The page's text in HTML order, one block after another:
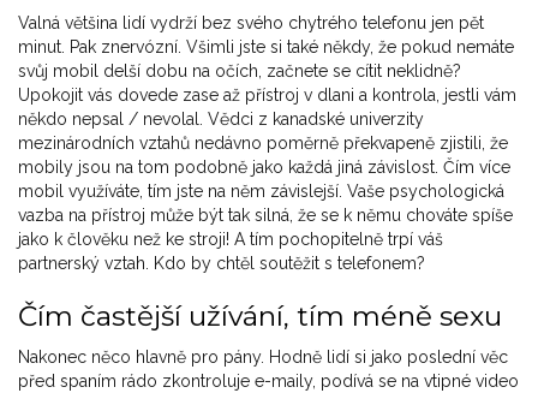
Valná většina lidí vydrží bez svého chytrého telefonu jen pět
minut. Pak znervózní. Všimli jste si také někdy, že pokud nemáte
svůj mobil delší dobu na očích, začnete se cítit neklidně?
Upokojit vás dovede zase až přístroj v dlani a kontrola, jestli vám
někdo nepsal / nevolal. Vědci z kanadské univerzity
mezinárodních vztahů nedávno poměrně překvapeně zjistili, že
mobily jsou na tom podobně jako každá jiná závislost. Čím více
mobil využíváte, tím jste na něm závislejší. Vaše psychologická
vazba na přístroj může být tak silná, že se k němu chováte spíše
jako k člověku než ke stroji! A tím pochopitelně trpí váš
partnerský vztah. Kdo by chtěl soutěžit s telefonem?
Čím častější užívání, tím méně sexu
Nakonec něco hlavně pro pány. Hodně lidí si jako poslední věc
před spaním rádo zkontroluje e-maily, podívá se na vtipné video